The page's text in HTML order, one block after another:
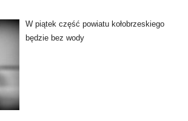
W piątek część powiatu kołobrzeskiego
będzie bez wody